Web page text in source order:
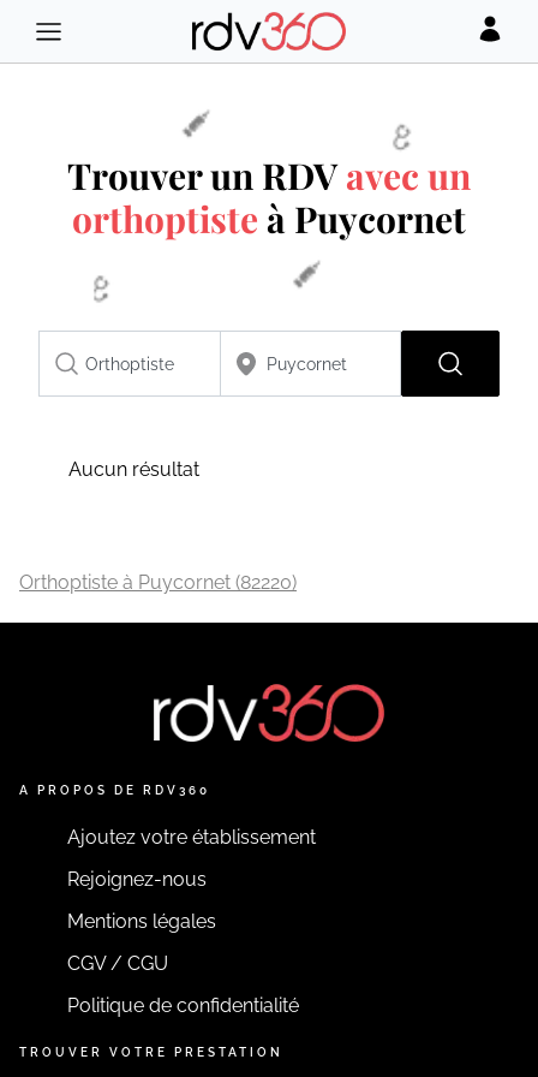
Trouver un RDVavec un
orthoptiste à Puycornet
Aucun résultat
Orthoptiste à Puycornet (82220)
A PROPOS DE RDV360
Ajoutez votre établissement
Rejoignez-nous
Mentions légales
CGV / CGU
Politique de confidentialité
TROUVER VOTRE PRESTATION